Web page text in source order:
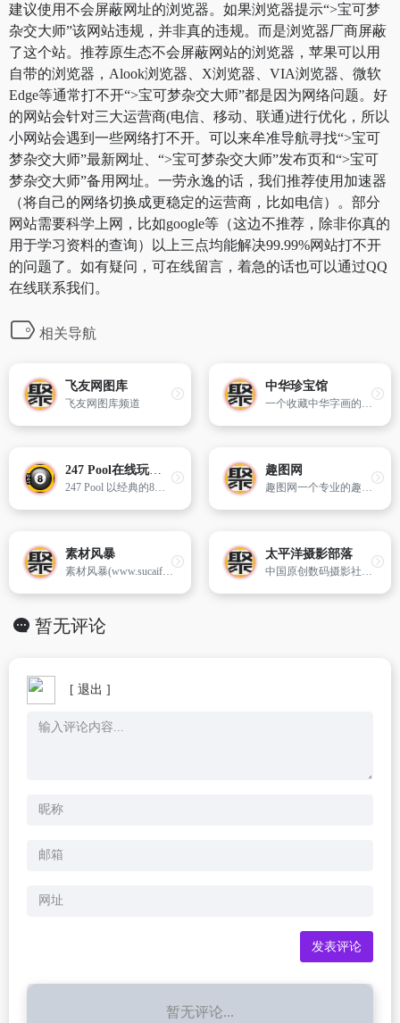
建议使用不会屏蔽网址的浏览器。如果浏览器提示“>宝可梦
杂交大师”该网站违规，并非真的违规。而是浏览器厂商屏蔽
了这个站。推荐原生态不会屏蔽网站的浏览器，苹果可以用
自带的浏览器，Alook浏览器、X浏览器、VIA浏览器、微软
Edge等通常打不开“>宝可梦杂交大师”都是因为网络问题。好
的网站会针对三大运营商(电信、移动、联通)进行优化，所以
小网站会遇到一些网络打不开。可以来牟准导航寻找“>宝可
梦杂交大师”最新网址、“>宝可梦杂交大师”发布页和“>宝可
梦杂交大师”备用网址。一劳永逸的话，我们推荐使用加速器
（将自己的网络切换成更稳定的运营商，比如电信）。部分
网站需要科学上网，比如google等（这边不推荐，除非你真的
用于学习资料的查询）以上三点均能解决99.99%网站打不开
的问题了。如有疑问，可在线留言，着急的话也可以通过QQ
在线联系我们。
相关导航
飞友网图库
飞友网图库频道
中华珍宝馆
一个收藏中华字画的宝藏网站。
247 Pool在线玩台球
247 Pool 以经典的8球玩法为基础，提供了多种难度级别的选择，让不同技术水平的玩家都能找到适合自己的挑战。
趣图网
趣图网一个专业的趣味搞笑图片搞笑视频分享平台,每日搜罗新搞笑图片笑死人动态,幽默搞笑图片,搞笑动态图片,趣味图片,成人笑话以及冷笑话,新鲜事趣事,脑筋急转弯,歇后语,趣味故事,寓言故事,成语故事,谜语大全及答案等精彩内容!
素材风暴
素材风暴(www.sucaifengbao.com)素材中国图片素材免费下载网站！中国素材网专业为设计师朋友提供新全面的免费psd素材天下、矢量图库、ppt模板大全、片头视频素材、电子请柬、flash素材、ppt背景图片素材、ps笔刷、名片设计欣赏、photoshop教程、字体下载等。
太平洋摄影部落
中国原创数码摄影社区--太平洋摄影部落,提供稳定高速、图片无限上传的个人摄影空间,友善的界面与强大的功能,为用户提供良好的使用体验。摄影部落每天有6000张以上的图片上传,会员积极参与各种免费外拍活动,分享中国地区丰富精彩的原创人像风光摄影、生态纪实、时尚潮流图片资源。
暂无评论
[ 退出 ]
暂无评论...